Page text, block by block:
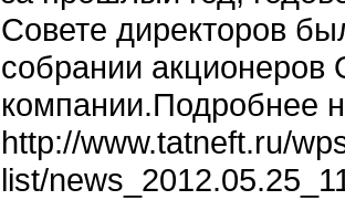
Совете директоров
собрании акционеров
компании.Подробнее
http://www.tatneft.ru/
list/